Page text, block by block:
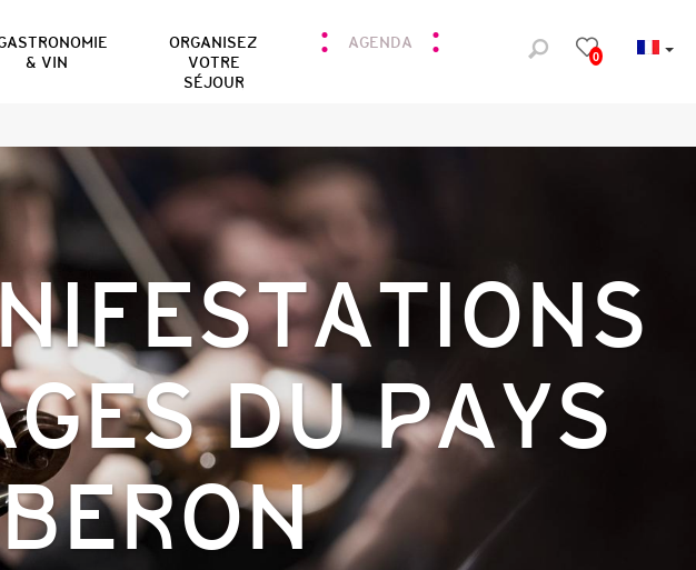
0
& VIN
ORGANISEZ
VOTRE
SÉJOUR
AGENDA
DU PAYS